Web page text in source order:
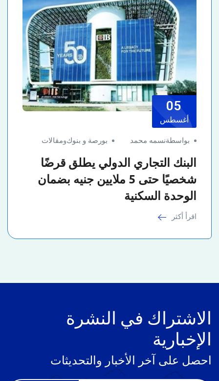
05
أغسطس
بواسطةنسمه محمد بورصة و بنوكومقالات
البنك التجاري الدولي يطلق قرضًا
شخصيًا حتى 5 ملايين جنيه بضمان
الوحدة السكنية
اقرأ أكثر
الاشتراك في النشرة
الإخبارية
احصل على آخر الأخبار والتحديثات